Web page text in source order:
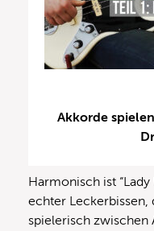
Akkorde
Harmonisch ist
echter Leckerbissen,
spielerisch